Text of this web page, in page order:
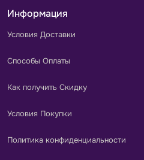
Информация
Условия Доставки
Способы Оплаты
Как получить Скидку
Условия Покупки
Политика конфиденциальности